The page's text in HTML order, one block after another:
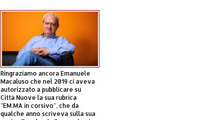
Ringraziamo ancora Emanuele
Macaluso che nel 2019 ci aveva
autorizzato a pubblicare su
Città Nuove la sua rubrica
"EM.MA in corsivo", che da
qualche anno scriveva sulla sua